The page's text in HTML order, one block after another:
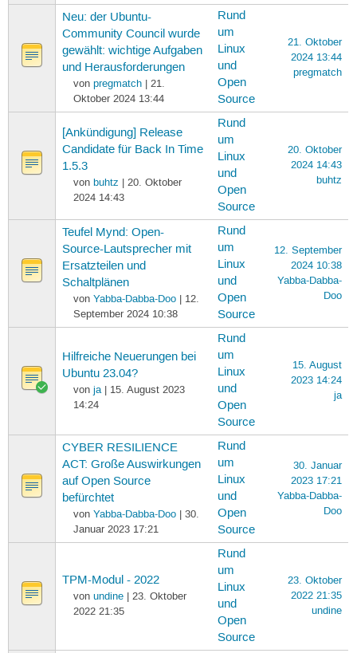
Neu: der Ubuntu-
Community Council wurde
gewählt: wichtige Aufgaben
und Herausforderungen
von pregmatch| 21.
Oktober 2024 13:44
Rund
um
Linux
und
Open
Source
21. Oktober
2024 13:44
pregmatch
[Ankündigung] Release
Candidate für Back In Time
1.5.3
von buhtz | 20. Oktober
2024 14:43
Rund
um
Linux
und
Open
Source
20. Oktober
2024 14:43
buhtz
Teufel Mynd: Open-
Source-Lautsprecher mit
Ersatzteilen und
Schaltplänen
von Yabba-Dabba-Doo| 12.
September 2024 10:38
Rund
um
Linux
und
Open
Source
12. September
2024 10:38
Yabba-Dabba-
Doo
Hilfreiche Neuerungen bei
Ubuntu 23.04?
von ja| 15. August 2023
14:24
Rund
um
Linux
und
Open
Source
15. August
2023 14:24
ja
CYBER RESILIENCE
ACT: Große Auswirkungen
auf Open Source
befürchtet
von Yabba-Dabba-Doo| 30.
Januar 2023 17:21
Rund
um
Linux
und
Open
Source
30. Januar
2023 17:21
Yabba-Dabba-
Doo
TPM-Modul - 2022
von undine| 23. Oktober
2022 21:35
Rund
um
Linux
und
Open
Source
23. Oktober
2022 21:35
undine